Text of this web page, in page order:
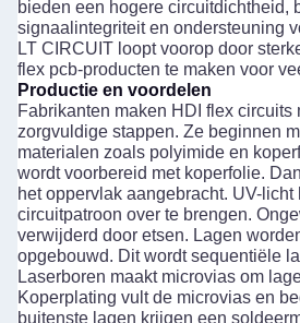
Laat een
We bellen je
bieden een hogere circuitdichtheid,
signaalintegriteit en ondersteuning
LT CIRCUIT loopt voorop door
flex pcb-producten te maken voor
Productie en voordelen
Fabrikanten maken HDI flex circuits
zorgvuldige stappen. Ze beginnen
materialen zoals polyimide en
wordt voorbereid met koperfolie.
het oppervlak aangebracht. UV-licht
circuitpatroon over te brengen.
verwijderd door etsen. Lagen
opgebouwd. Dit wordt sequentiële
Laserboren maakt microvias om
Koperplating vult de microvias en
buitenste lagen krijgen een